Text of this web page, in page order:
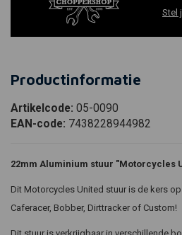
Stel
Productinformatie
Artikelcode: 05-0090
EAN-code: 7438228944982
22mm Aluminium stuur "Motorcycles
Dit Motorcycles United stuur is de kers
Caferacer, Bobber, Dirttracker of Custom!